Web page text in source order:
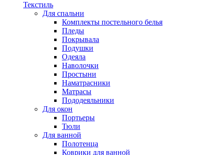
Текстиль
Для спальни
Комплекты постельного белья
Пледы
Покрывала
Подушки
Одеяла
Наволочки
Простыни
Наматрасники
Матрасы
Пододеяльники
Для окон
Портьеры
Тюли
Для ванной
Полотенца
Коврики для ванной